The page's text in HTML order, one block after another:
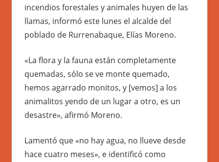
incendios forestales y animales huyen de las
llamas, informó este lunes el alcalde del
poblado de Rurrenabaque, Elías Moreno.
«La flora y la fauna están completamente
quemadas, sólo se ve monte quemado,
hemos agarrado monitos, y [vemos] a los
animalitos yendo de un lugar a otro, es un
desastre», afirmó Moreno.
Lamentó que «no hay agua, no llueve desde
hace cuatro meses», e identificó como